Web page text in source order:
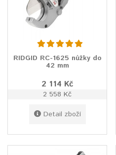
RIDGID RC-1625 nůžky do
42 mm
2 114 Kč
2 558 Kč
Detail zboží